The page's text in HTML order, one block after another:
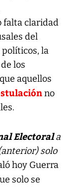
falta claridad
del
políticos, la
los
aquellos
no
Electorala
solo
hoy Guerra
solo se